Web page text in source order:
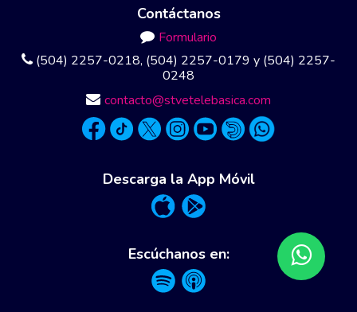
Contáctanos
Formulario
(504) 2257-0218, (504) 2257-0179 y (504) 2257-
0248
contacto@stvetelebasica.com
Descarga la App Móvil
Escúchanos en: